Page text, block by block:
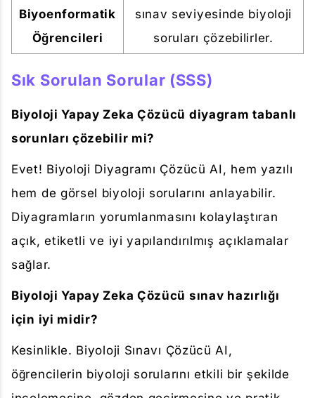
Biyoenformatik
Öğrencileri
sınav seviyesinde biyoloji
soruları çözebilirler.
Sık Sorulan Sorular (SSS)
Biyoloji Yapay Zeka Çözücü diyagram tabanlı
sorunları çözebilir mi?
Evet! Biyoloji Diyagramı Çözücü AI, hem yazılı
hem de görsel biyoloji sorularını anlayabilir.
Diyagramların yorumlanmasını kolaylaştıran
açık, etiketli ve iyi yapılandırılmış açıklamalar
sağlar.
Biyoloji Yapay Zeka Çözücü sınav hazırlığı
için iyi midir?
Kesinlikle. Biyoloji Sınavı Çözücü AI,
öğrencilerin biyoloji sorularını etkili bir şekilde